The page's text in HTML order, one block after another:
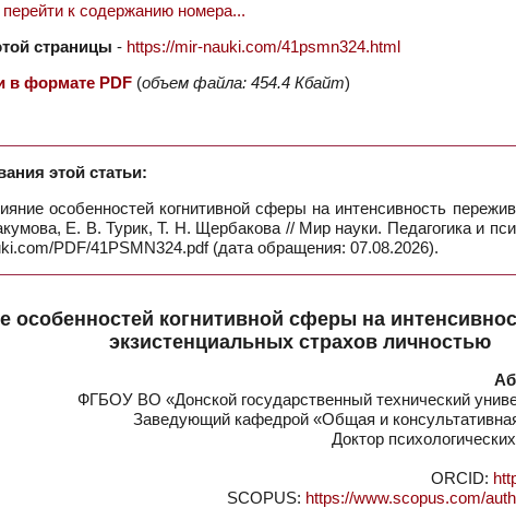
перейти к содержанию номера...
страницы - https://mir-nauki.com/41psmn324.html
в формате PDF (объем файла: 454.4 Кбайт)
этой статьи:
особенностей когнитивной сферы на интенсивность
Е. В. Турик, Т. Н. Щербакова // Мир науки. Педагогика и
PDF/41PSMN324.pdf (дата обращения: 07.08.2026).
особенностей когнитивной сферы на
экзистенциальных страхов личностью
ФГБОУ ВО «Донской государственный технический
Заведующий кафедрой «Общая и
Доктор
ORCID:
SCOPUS: https://www.scopus.com/